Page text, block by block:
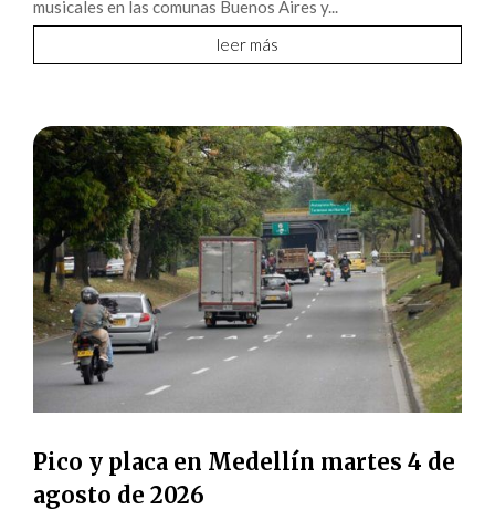
musicales en las comunas Buenos Aires y...
leer más
Pico y placa en Medellín martes 4 de
agosto de 2026